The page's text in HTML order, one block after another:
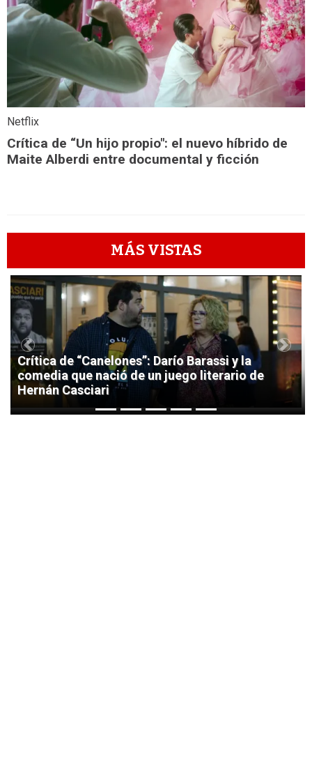
Netflix
Crítica de “Un hijo propio": el nuevo híbrido de
Maite Alberdi entre documental y ficción
MÁS VISTAS
1
Crítica de “Canelones”: Darío Barassi y la
comedia que nació de un juego literario de
Hernán Casciari
Previous Next